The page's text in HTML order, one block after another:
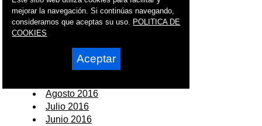
2016
Noviembre 2016
Octubre 2016
Agosto 2016
Julio 2016
Junio 2016
mejorar la navegación. Si continúas navegando,
consideramos que aceptas su uso. POLITICA DE
COOKIES
Aceptar